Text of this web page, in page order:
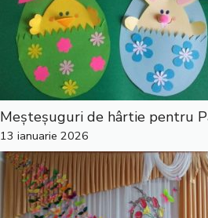
Meșteșuguri de hârtie pentru
13 ianuarie 2026